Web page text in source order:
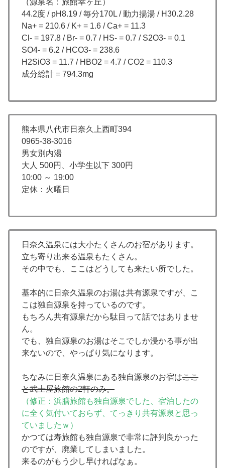
44.2度 / pH8.19 / 毎分170L / 動力揚湯 / H30.2.28
Na+ = 210.6 / K+ = 1.6 / Ca+ = 11.3
Cl- = 197.8 / Br- = 0.7 / HS- = 0.7 / S2O3- = 0.1
SO4- = 6.2 / HCO3- = 238.6
H2SiO3 = 11.7 / HBO2 = 4.7 / CO2 = 110.3
成分総計 = 794.3mg
熊本県八代市日奈久上西町394
0965-38-3016
男女別内湯
大人 500円、小学生以下 300円
10:00 ～ 19:00
定休：火曜日
日奈久温泉には大小たくさんのお宿があります。
立ち寄り出来る温泉もたくさん。
その中でも、ここはどうしても来たい所でした。
基本的に日奈久温泉のお湯は共有源泉ですが、こ
こは独自源泉を持っているのです。
もちろん共有源泉だから駄目って話ではありませ
ん。
でも、独自源泉のお湯はそこでしか浸かる事が出
来ないので、やっぱり気になります。
ちなみに日奈久温泉にある独自源泉のお宿はここ
と武士屋旅館の2軒のみ。
（修正：浜膳旅館も独自源泉でした、宿泊したの
に全く気付いておらず、てっきり共有源泉と思っ
ていましたｗ）
かつては寿旅館も独自源泉で非常に評判良かった
のですが、廃業してしまいました。
来るのがもう少し早ければなぁ。